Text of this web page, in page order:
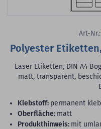
Art-
Polyester
Laser Etiketten, DIN A4
matt, transparent,
Klebstoff: permanent
Oberfläche: matt
Produkthinweis: mit